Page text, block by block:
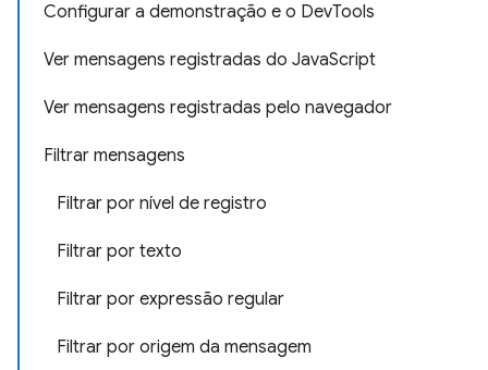
Configurar a demonstração e o DevTools
Ver mensagens registradas do JavaScript
Ver mensagens registradas pelo navegador
Filtrar mensagens
Filtrar por nível de registro
Filtrar por texto
Filtrar por expressão regular
Filtrar por origem da mensagem